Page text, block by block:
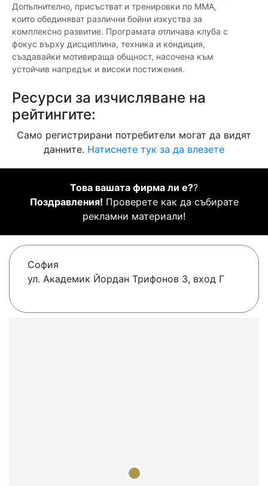
Допълнително, присъстват и тренировки по ММА,
които обединяват различни бойни изкуства за
комплексно развитие. Програмата отличава клуба с
фокус върху дисциплина, техника и кондиция,
създавайки мотивираща общност, насочена към
устойчив напредък и високи постижения.
Ресурси за изчисляване на
рейтингите:
Само регистрирани потребители могат да видят
данните. Натиснете тук за да влезете
Това вашата фирма ли е??
Поздравления! Проверете как да събирате
рекламни материали!
София
ул. Академик Йордан Трифонов 3, вход Г